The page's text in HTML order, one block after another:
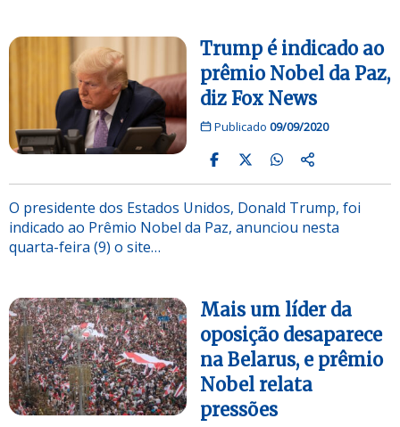
Trump é indicado ao
prêmio Nobel da Paz,
diz Fox News
Publicado 09/09/2020
O presidente dos Estados Unidos, Donald Trump, foi
indicado ao Prêmio Nobel da Paz, anunciou nesta
quarta-feira (9) o site…
Mais um líder da
oposição desaparece
na Belarus, e prêmio
Nobel relata
pressões